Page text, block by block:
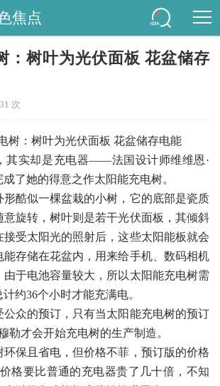
焦点
：树叶为光伏面板 花盆储存
次
其实却是充电器——法国设计师维维恩·
了她的得意之作太阳能充电树。
形酷似一棵盆栽的小树，它的底部是瓷质
旋转，树叶则是若干光伏面板 ，其倾斜
受太阳光的照射后，这些太阳能板就会
能存储在花盆内，用来给手机、数码相机
于电池容量较大，所以太阳能充电树需
约36个小时才能充满电。
公众的预订，只有当太阳能充电树的预订
勒才会开始充电树的生产制造。
环保且省电，但价格不菲，预订版的价格
格要比普通的充电器贵了几十倍，不知